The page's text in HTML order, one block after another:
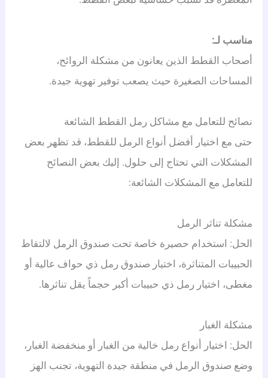
مناسب لـ:
أصحاب القطط الذين يعانون من مشكلة الروائح،
المساحات الصغيرة حيث يصعب توفير تهوية جيدة.
نصائح للتعامل مع مشاكل رمل القطط الشائعة
حتى مع اختيار أفضل أنواع الرمل للقطط، قد تظهر بعض
المشكلات التي تحتاج إلى حلول. إليك بعض النصائح
للتعامل مع المشكلات الشائعة:
مشكلة تناثر الرمل
الحل: استخدام حصيرة خاصة تحت صندوق الرمل لالتقاط
الحبيبات المتناثرة، اختيار صندوق رمل ذي حواف عالية أو
مغطى، اختيار رمل ذي حبيبات أكبر حجماً يقل تناثرها.
مشكلة الغبار
الحل: اختيار أنواع رمل خالية من الغبار أو منخفضة الغبار،
وضع صندوق الرمل في منطقة جيدة التهوية، تجنب الهز